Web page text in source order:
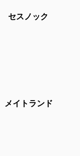
セスノック
メイトランド